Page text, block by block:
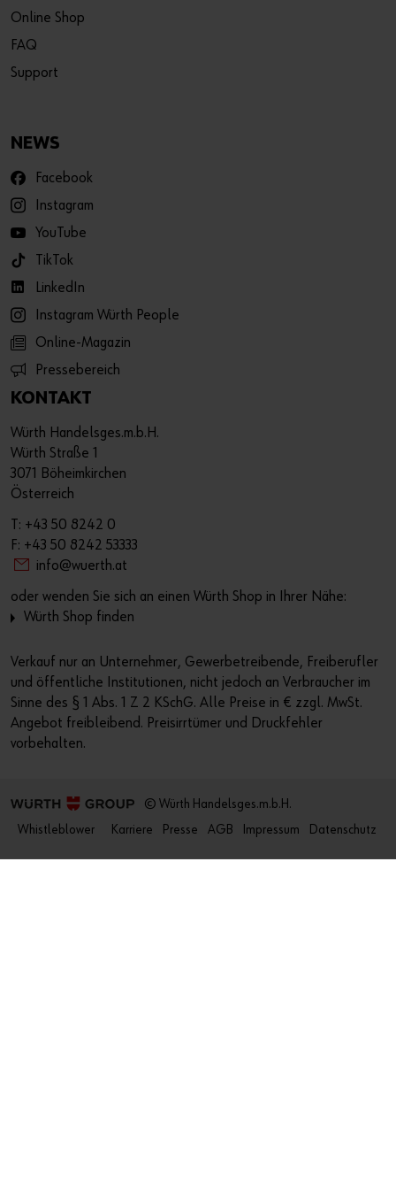
Online Shop
FAQ
Support
NEWS
Facebook
Instagram
YouTube
TikTok
LinkedIn
Instagram Würth People
Online-Magazin
Pressebereich
KONTAKT
Würth Handelsges.m.b.H.
Würth Straße 1
3071 Böheimkirchen
Österreich
T: +43 50 8242 0
F: +43 50 8242 53333
info@wuerth.at
oder wenden Sie sich an einen Würth Shop in Ihrer Nähe:
Würth Shop finden
Verkauf nur an Unternehmer, Gewerbetreibende, Freiberufler
und öffentliche Institutionen, nicht jedoch an Verbraucher im
Sinne des § 1 Abs. 1 Z 2 KSchG. Alle Preise in € zzgl. MwSt.
Angebot freibleibend. Preisirrtümer und Druckfehler
vorbehalten.
© Würth Handelsges.m.b.H.
Whistleblower
Karriere Presse AGB Impressum Datenschutz